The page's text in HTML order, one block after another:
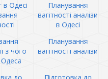
в Одесі
Планування
вагітності аналізи
в Одесі
з чого
Планування
вагітності аналізи